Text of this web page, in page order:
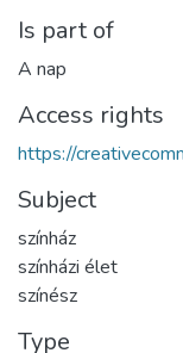
Is part of
A nap
Access rights
https://
Subject
színház
színházi élet
színész
Type